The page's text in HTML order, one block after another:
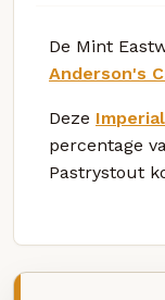
De Mint
Anderson's
Deze
percentage
Pastrystout